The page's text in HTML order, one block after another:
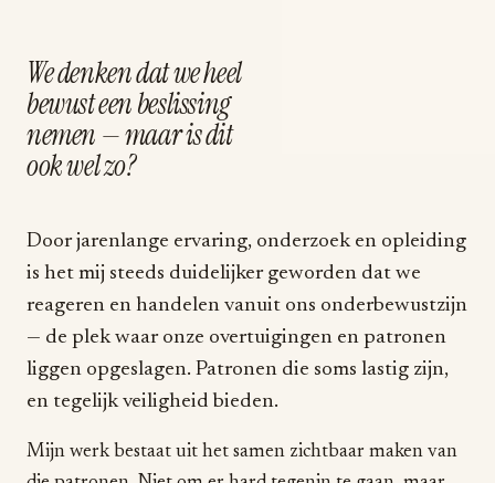
We denken dat we heel
bewust een beslissing
nemen — maar is dit
ook wel zo?
Door jarenlange ervaring, onderzoek en opleiding
is het mij steeds duidelijker geworden dat we
reageren en handelen vanuit ons onderbewustzijn
— de plek waar onze overtuigingen en patronen
liggen opgeslagen. Patronen die soms lastig zijn,
en tegelijk veiligheid bieden.
Mijn werk bestaat uit het samen zichtbaar maken van